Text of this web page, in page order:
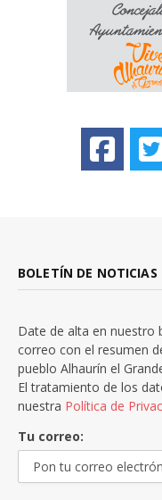
BOLETÍN DE NOTICIAS
Date de alta en nuestro
correo con el resumen
pueblo Alhaurín el
El tratamiento de los
nuestra Política de
Tu correo: